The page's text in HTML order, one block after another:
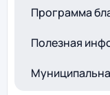
Программа
Полезная